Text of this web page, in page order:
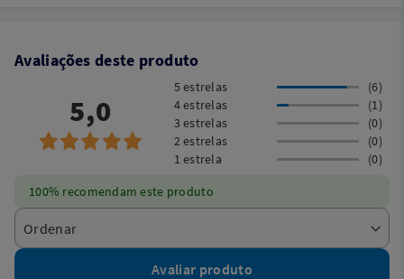
Avaliações deste produto
5,0
5 estrelas
(6)
4 estrelas
(1)
3 estrelas
(0)
2 estrelas
(0)
1 estrela
(0)
100% recomendam este produto
Avaliar produto